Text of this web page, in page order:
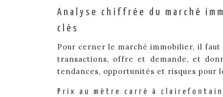
Analyse chiffrée du marché
clés
Pour cerner le marché immobilier, il
transactions, offre et demande, et
tendances, opportunités et risques pour
Prix au mètre carré à